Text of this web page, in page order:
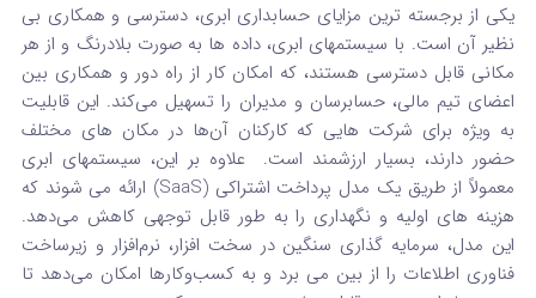
یکی از برجسته‌ ترین مزایای حسابداری ابری، دسترسی و همکاری بی‌
نظیر آن است. با سیستمهای ابری، داده‌ ها به صورت بلادرنگ و از هر
مکانی قابل دسترسی هستند، که امکان کار از راه دور و همکاری بین
اعضای تیم مالی، حسابرسان و مدیران را تسهیل می‌کند. این قابلیت
به ویژه برای شرکت‌ هایی که کارکنان آن‌ها در مکان‌ های مختلف
حضور دارند، بسیار ارزشمند است.
علاوه بر این، سیستمهای ابری
معمولاً از طریق یک مدل پرداخت اشتراکی (SaaS) ارائه می‌ شوند که
هزینه‌ های اولیه و نگهداری را به طور قابل توجهی کاهش می‌دهد.
این مدل، سرمایه‌ گذاری سنگین در سخت‌ افزار، نرم‌افزار و زیرساخت
فناوری اطلاعات را از بین می‌ برد و به کسب‌وکارها امکان می‌دهد تا